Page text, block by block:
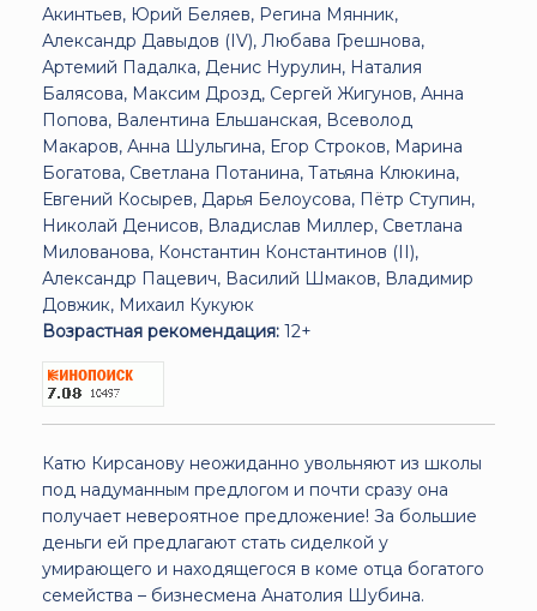
Акинтьев, Юрий Беляев, Регина Мянник,
Александр Давыдов (IV), Любава Грешнова,
Артемий Падалка, Денис Нурулин, Наталия
Балясова, Максим Дрозд, Сергей Жигунов, Анна
Попова, Валентина Ельшанская, Всеволод
Макаров, Анна Шульгина, Егор Строков, Марина
Богатова, Светлана Потанина, Татьяна Клюкина,
Евгений Косырев, Дарья Белоусова, Пётр Ступин,
Николай Денисов, Владислав Миллер, Светлана
Милованова, Константин Константинов (II),
Александр Пацевич, Василий Шмаков, Владимир
Довжик, Михаил Кукуюк
Возрастная рекомендация: 12+
Катю Кирсанову неожиданно увольняют из школы
под надуманным предлогом и почти сразу она
получает невероятное предложение! За большие
деньги ей предлагают стать сиделкой у
умирающего и находящегося в коме отца богатого
семейства – бизнесмена Анатолия Шубина.